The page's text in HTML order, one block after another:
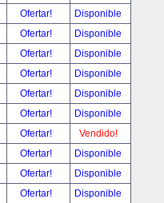
Ofertar!
Disponible
Ofertar!
Disponible
Ofertar!
Disponible
Ofertar!
Disponible
Ofertar!
Disponible
Ofertar!
Disponible
Ofertar!
Vendido!
Ofertar!
Disponible
Ofertar!
Disponible
Ofertar!
Disponible